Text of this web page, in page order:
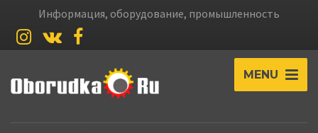
Информация, оборудование, промышленность
MENU